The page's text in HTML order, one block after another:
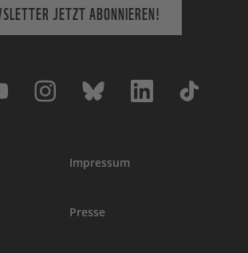
JETZT ABONNIEREN!
Impressum
Presse